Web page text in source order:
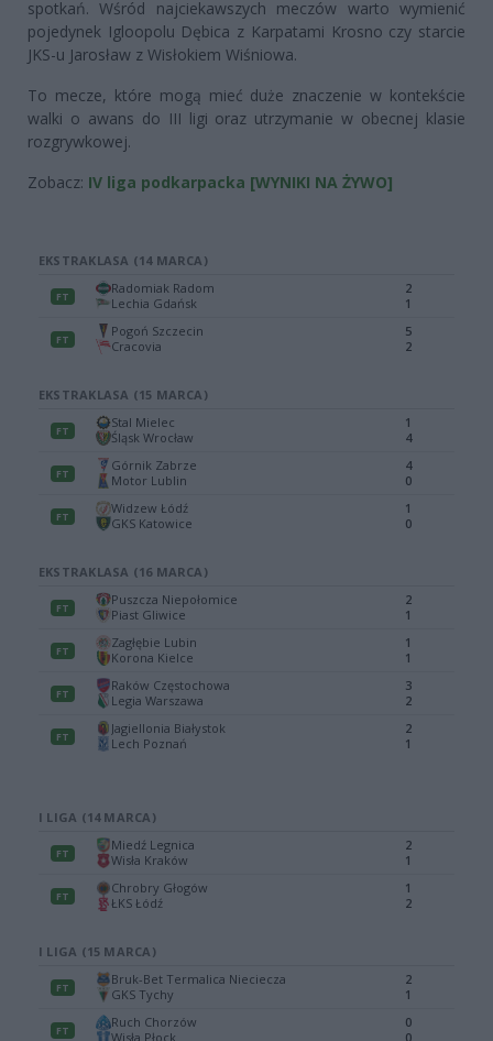
spotkań. Wśród najciekawszych meczów warto wymienić
pojedynek Igloopolu Dębica z Karpatami Krosno czy starcie
JKS-u Jarosław z Wisłokiem Wiśniowa.
To mecze, które mogą mieć duże znaczenie w kontekście
walki o awans do III ligi oraz utrzymanie w obecnej klasie
rozgrywkowej.
Zobacz: IV liga podkarpacka [WYNIKI NA ŻYWO]